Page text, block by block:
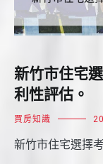
新竹市住宅
利性評估。
買房知識
新竹市住宅選擇